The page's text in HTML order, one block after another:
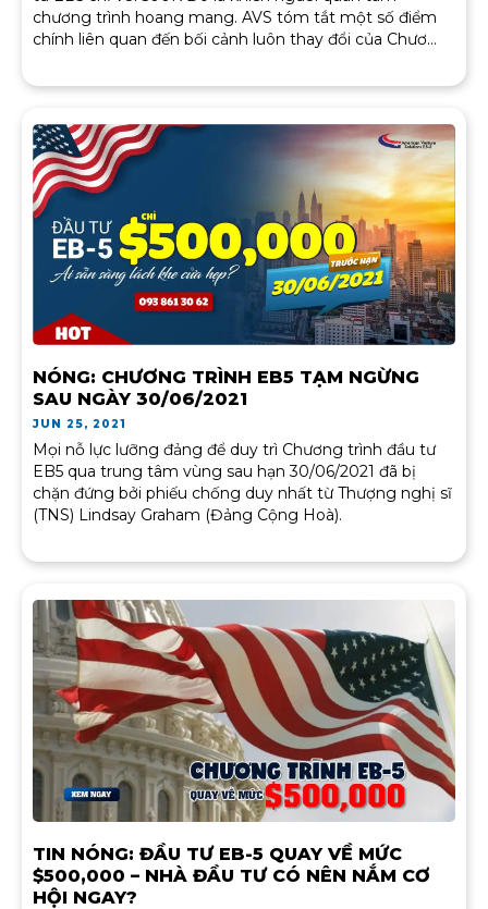
chương trình hoang mang. AVS tóm tắt một số điểm
chính liên quan đến bối cảnh luôn thay đổi của Chươ...
NÓNG: CHƯƠNG TRÌNH EB5 TẠM NGỪNG
SAU NGÀY 30/06/2021
JUN 25, 2021
Mọi nỗ lực lưỡng đảng để duy trì Chương trình đầu tư
EB5 qua trung tâm vùng sau hạn 30/06/2021 đã bị
chặn đứng bởi phiếu chống duy nhất từ Thượng nghị sĩ
(TNS) Lindsay Graham (Đảng Cộng Hoà).
TIN NÓNG: ĐẦU TƯ EB-5 QUAY VỀ MỨC
$500,000 – NHÀ ĐẦU TƯ CÓ NÊN NẮM CƠ
HỘI NGAY?